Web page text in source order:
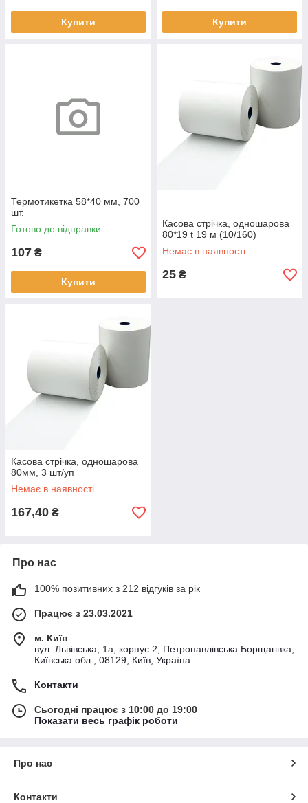
Купити Купити
Термотикетка 58*40 мм, 700
шт.
Готово до відправки
107 ₴
Купити
Касова стрічка, одношарова
80*19 t 19 м (10/160)
Немає в наявності
25 ₴
Касова стрічка, одношарова
80мм, 3 шт/уп
Немає в наявності
167,40 ₴
Про нас
100% позитивних з 212 відгуків за рік
Працює з 23.03.2021
м. Київ
вул. Львівська, 1а, корпус 2, Петропавлівська Борщагівка,
Київська обл., 08129, Київ, Україна
Контакти
Сьогодні працює з 10:00 до 19:00
Показати весь графік роботи
Про нас
Контакти